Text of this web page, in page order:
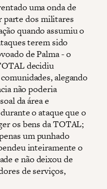
uma onda de
parte dos militares
quando assumiu o
terem sido
de Palma - o
decidiu
alegando
não poderia
da área e
o ataque que o
os bens da TOTAL;
um punhado
inteiramente o
e não deixou de
de serviços,